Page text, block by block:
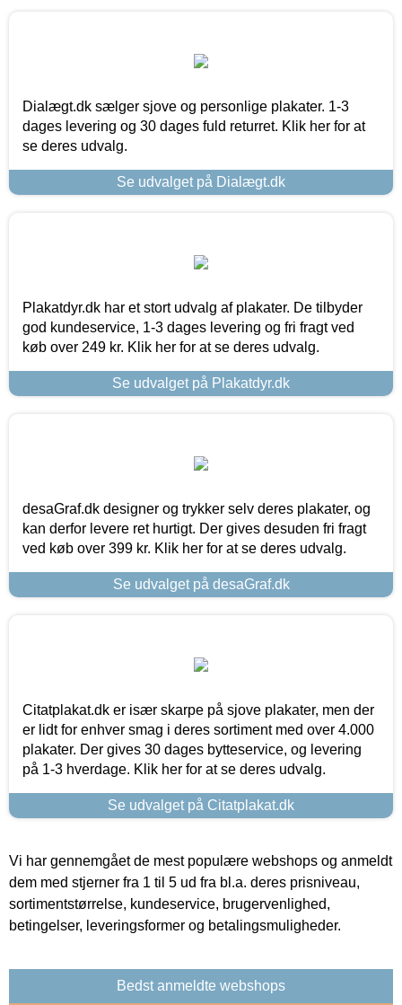
Dialægt.dk sælger sjove og personlige plakater. 1-3
dages levering og 30 dages fuld returret. Klik her for at
se deres udvalg.
Se udvalget på Dialægt.dk
Plakatdyr.dk har et stort udvalg af plakater. De tilbyder
god kundeservice, 1-3 dages levering og fri fragt ved
køb over 249 kr. Klik her for at se deres udvalg.
Se udvalget på Plakatdyr.dk
desaGraf.dk designer og trykker selv deres plakater, og
kan derfor levere ret hurtigt. Der gives desuden fri fragt
ved køb over 399 kr. Klik her for at se deres udvalg.
Se udvalget på desaGraf.dk
Citatplakat.dk er især skarpe på sjove plakater, men der
er lidt for enhver smag i deres sortiment med over 4.000
plakater. Der gives 30 dages bytteservice, og levering
på 1-3 hverdage. Klik her for at se deres udvalg.
Se udvalget på Citatplakat.dk
Vi har gennemgået de mest populære webshops og anmeldt
dem med stjerner fra 1 til 5 ud fra bl.a. deres prisniveau,
sortimentstørrelse, kundeservice, brugervenlighed,
betingelser, leveringsformer og betalingsmuligheder.
Bedst anmeldte webshops